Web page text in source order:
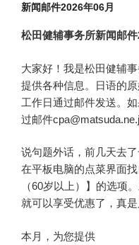
新闻邮件2026年06月
松田健辅事务所新闻邮件
大家好！我是松田健辅
提供各种信息。日语的
工作日通过邮件发送。
过邮件
说句题外话，前几天去
在平板电脑的点菜界面
（60岁以上）】的选项
就可以享受优惠了，真是
本月，为您提供